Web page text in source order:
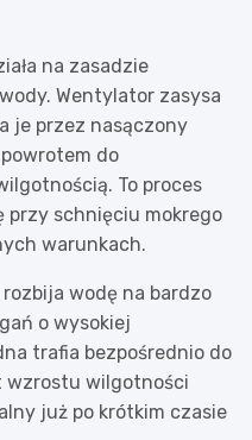
na zasadzie
Wentylator zasysa
je przez nasączony
do
To proces
przy schnięciu mokrego
warunkach.
rozbija wodę na bardzo
o wysokiej
trafia bezpośrednio do
wzrostu wilgotności
już po krótkim czasie